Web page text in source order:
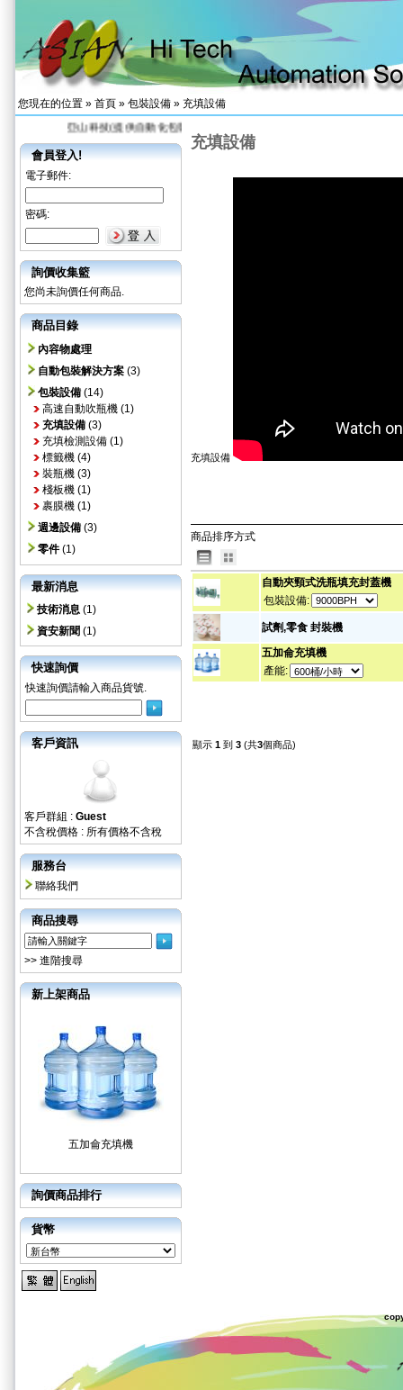
您現在的位置 » 首頁 » 包裝設備 » 充填設備
亞山科技(提供自動化包裝整線生產規畫及機械設計開發)
會員登入!
電子郵件:
密碼:
詢價收集籃
您尚未詢價任何商品.
商品目錄
內容物處理
自動包裝解決方案 (3)
包裝設備 (14)
高速自動吹瓶機 (1)
充填設備 (3)
充填檢測設備 (1)
標籤機 (4)
裝瓶機 (3)
棧板機 (1)
裹膜機 (1)
週邊設備 (3)
零件(1)
最新消息
技術消息 (1)
資安新聞 (1)
快速詢價
快速詢價請輸入商品貨號.
客戶資訊
客戶群組 : Guest
不含稅價格 : 所有價格不含稅
服務台
聯絡我們
商品搜尋
>> 進階搜尋
新上架商品
五加侖充填機
詢價商品排行
貨幣
充填設備
充填設備
商品排序方式
自動夾頸式洗瓶填充封蓋機
包裝設備:
試劑,零食 封裝機
五加侖充填機
產能:
顯示 1 到 3 (共3個商品)